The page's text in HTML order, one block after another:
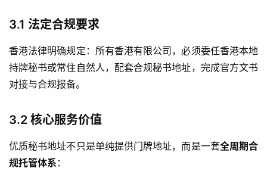
3.1 法定合规要求
香港法律明确规定：所有香港有限公司，必须委任香港本地
持牌秘书或常住自然人，配套合规秘书地址，完成官方文书
对接与合规报备。
3.2 核心服务价值
优质秘书地址不只是单纯提供门牌地址，而是一套全周期合
规托管体系 ：